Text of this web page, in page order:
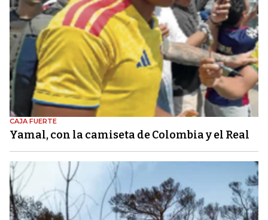
CAJA FUERTE
Yamal, con la camiseta de Colombia y el Real